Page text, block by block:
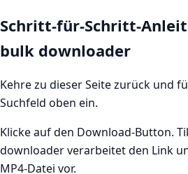
Schritt-für-Schritt-
bulk downloader
Kehre zu dieser Seite zurück und
Suchfeld oben ein.
Klicke auf den Download-Button.
downloader verarbeitet den Link
MP4-Datei vor.